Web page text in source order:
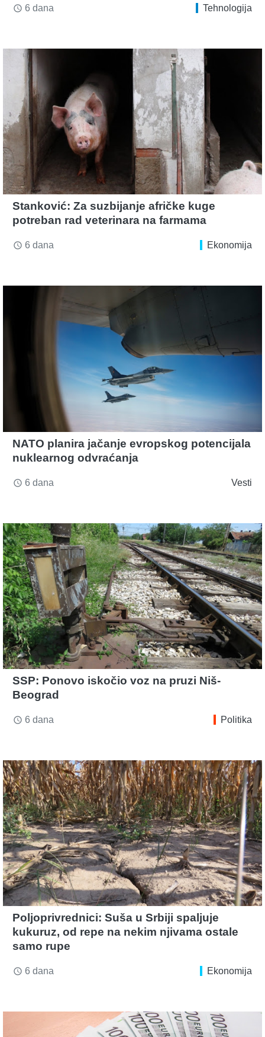
access_time 6 dana Tehnologija
Stanković: Za suzbijanje afričke kuge
potreban rad veterinara na farmama
access_time 6 dana Ekonomija
NATO planira jačanje evropskog potencijala
nuklearnog odvraćanja
access_time 6 dana Vesti
SSP: Ponovo iskočio voz na pruzi Niš-
Beograd
access_time 6 dana Politika
Poljoprivrednici: Suša u Srbiji spaljuje
kukuruz, od repe na nekim njivama ostale
samo rupe
access_time 6 dana Ekonomija